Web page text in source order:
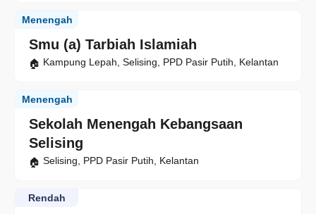
Smu (a) Tarbiah Islamiah
Menengah
Kampung Lepah, Selising, PPD Pasir Putih, Kelantan
Sekolah Menengah Kebangsaan
Selising
Menengah
Selising, PPD Pasir Putih, Kelantan
Rendah